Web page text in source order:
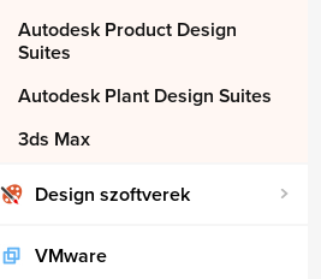
Autodesk Product Design
Suites
Autodesk Plant Design Suites
3ds Max
Design szoftverek
VMware